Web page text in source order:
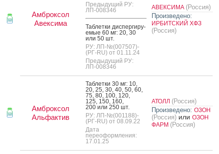
Амброксол
Авексима
Предыдущий РУ:
ЛП-008346
Таб­летки дис­перги­ру­
емые 60 мг: 20, 30
или 50 шт.
РУ: ЛП-№(007507)-
(РГ-RU) от 01.11.24
Предыдущий РУ:
ЛП-008346
АВЕКСИМА (Россия)
Произведено:
ИРБИТСКИЙ ХФЗ
(Россия)
Амброксол
Альфактив
Таб­летки 30 мг: 10,
20, 25, 30, 40, 50, 60,
75, 80, 100, 120,
125, 150, 160,
200 или 250 шт.
РУ: ЛП-№(001188)-
(РГ-RU) от 08.09.22
Дата
переоформления:
17.01.25
АТОЛЛ (Россия)
Произведено: ОЗОН
(Россия) или ОЗОН
ФАРМ (Россия)